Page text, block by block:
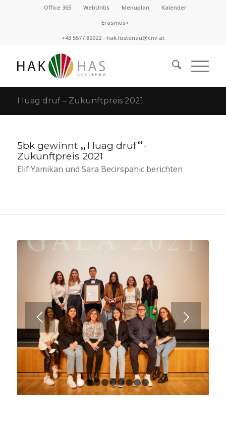
Office 365 WebUntis Menüplan
Kalender
Erasmus+
+43 5577 82022 - hak.lustenau@cnv.at
I luag druf – Zukunftpreis 2021
5bk gewinnt „ I luag druf“-
Zukunftpreis 2021
Elif Yamikan und Sara Becirspahic berichten
1 2 3 4 6 7